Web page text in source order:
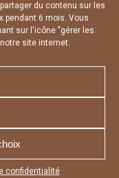
du contenu sur les
pendant 6 mois. Vous
sur l'icône "gérer les
site internet.
confidentialité
LÉGALES
DE CONFIDENTIALITÉ
A3 WEB